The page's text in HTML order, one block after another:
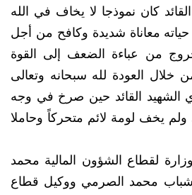
كان نموذجا لا يخاف في الله
معاناة شديدة وكافح من أجل
من عباءة الضعف إلى القوة
خلال العودة لله سبحانه وتعالى
الشهيد القائد حين صرخ في وجه
ولم يخف لومة لائم متحركاً وحاملا
لقطاع الشؤون المالية محمد
محمد الصرمي ووكيل قطاع